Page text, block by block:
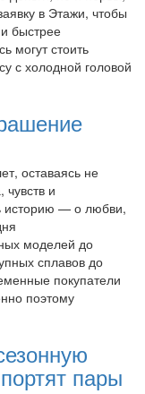
в Этажи, чтобы
быстрее
могут стоить
с холодной головой
оставаясь не
чувств и
историю — о любви,
моделей до
сплавов до
покупатели
поэтому
пары